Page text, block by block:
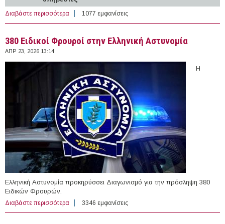
Διαβάστε περισσότερα για 17 άτομα στον Εθνικό Οργανισμό Πρόληψης &
Αντιμετώπισης Εξαρτήσεων
1077 εμφανίσεις
380 Ειδικοί Φρουροί στην Ελληνική Αστυνομία
ΑΠΡ 23, 2026 13:14
Η
Ελληνική Αστυνομία προκηρύσσει Διαγωνισμό για την πρόσληψη 380
Ειδικών Φρουρών.
Διαβάστε περισσότερα για 380 Ειδικοί Φρουροί στην Ελληνική Αστυνομία
3346 εμφανίσεις